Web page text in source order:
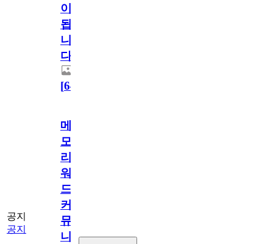
이
됩
니
다.
[64
공지
공지
메
모
리
워
드
커
뮤
니